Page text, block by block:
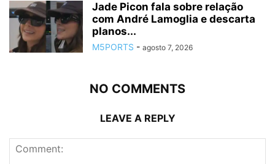
Jade Picon fala sobre relação
com André Lamoglia e descarta
planos...
M5PORTS - agosto 7, 2026
NO COMMENTS
LEAVE A REPLY